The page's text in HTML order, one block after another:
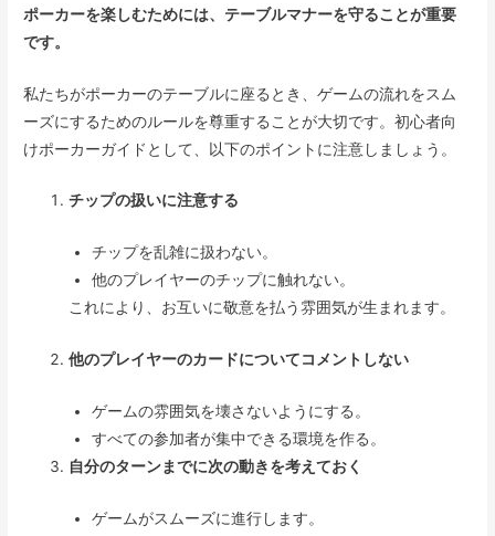
ポーカーを楽しむためには、テーブルマナーを守ることが重要
です。
私たちがポーカーのテーブルに座るとき、ゲームの流れをスム
ーズにするためのルールを尊重することが大切です。初心者向
けポーカーガイドとして、以下のポイントに注意しましょう。
チップの扱いに注意する
チップを乱雑に扱わない。
他のプレイヤーのチップに触れない。
これにより、お互いに敬意を払う雰囲気が生まれます。
他のプレイヤーのカードについてコメントしない
ゲームの雰囲気を壊さないようにする。
すべての参加者が集中できる環境を作る。
自分のターンまでに次の動きを考えておく
ゲームがスムーズに進行します。